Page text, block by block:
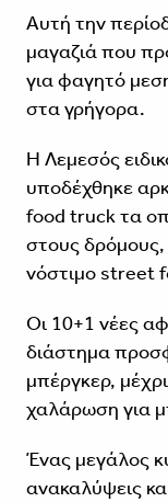
Αυτή την
μαγαζιά που
για φαγητό
στα γρήγορα.
Η Λεμεσός
υποδέχθηκε
food truck τα
στους
νόστιμο street
Οι 10+1 νέες
διάστημα
μπέργκερ,
χαλάρωση για
Ένας μεγάλος
ανακαλύψεις